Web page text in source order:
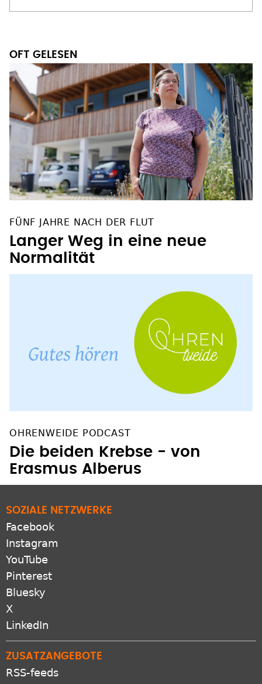
OFT GELESEN
FÜNF JAHRE NACH DER FLUT
Langer Weg in eine neue
Normalität
OHRENWEIDE PODCAST
Die beiden Krebse - von
Erasmus Alberus
SOZIALE NETZWERKE
Facebook
Instagram
YouTube
Pinterest
Bluesky
X
LinkedIn
ZUSATZANGEBOTE
RSS-feeds